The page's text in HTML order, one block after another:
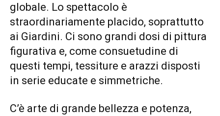
globale. Lo spettacolo è
straordinariamente placido, soprattutto
ai Giardini. Ci sono grandi dosi di pittura
figurativa e, come consuetudine di
questi tempi, tessiture e arazzi disposti
in serie educate e simmetriche.
C’è arte di grande bellezza e potenza,